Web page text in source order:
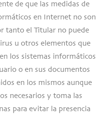
de que las medidas de
en Internet no son
tanto el Titular no puede
u otros elementos que
los sistemas informáticos
o en sus documentos
en los mismos aunque
necesarios y toma las
para evitar la presencia